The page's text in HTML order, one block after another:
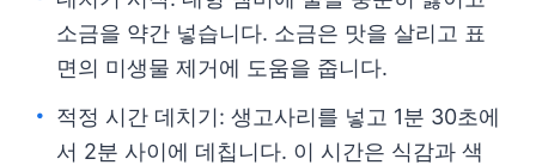
소금을 약간 넣습니다. 소금은 맛을 살리고 표
면의 미생물 제거에 도움을 줍니다.
적정 시간 데치기: 생고사리를 넣고 1분 30초에
서 2분 사이에 데칩니다. 이 시간은 식감과 색